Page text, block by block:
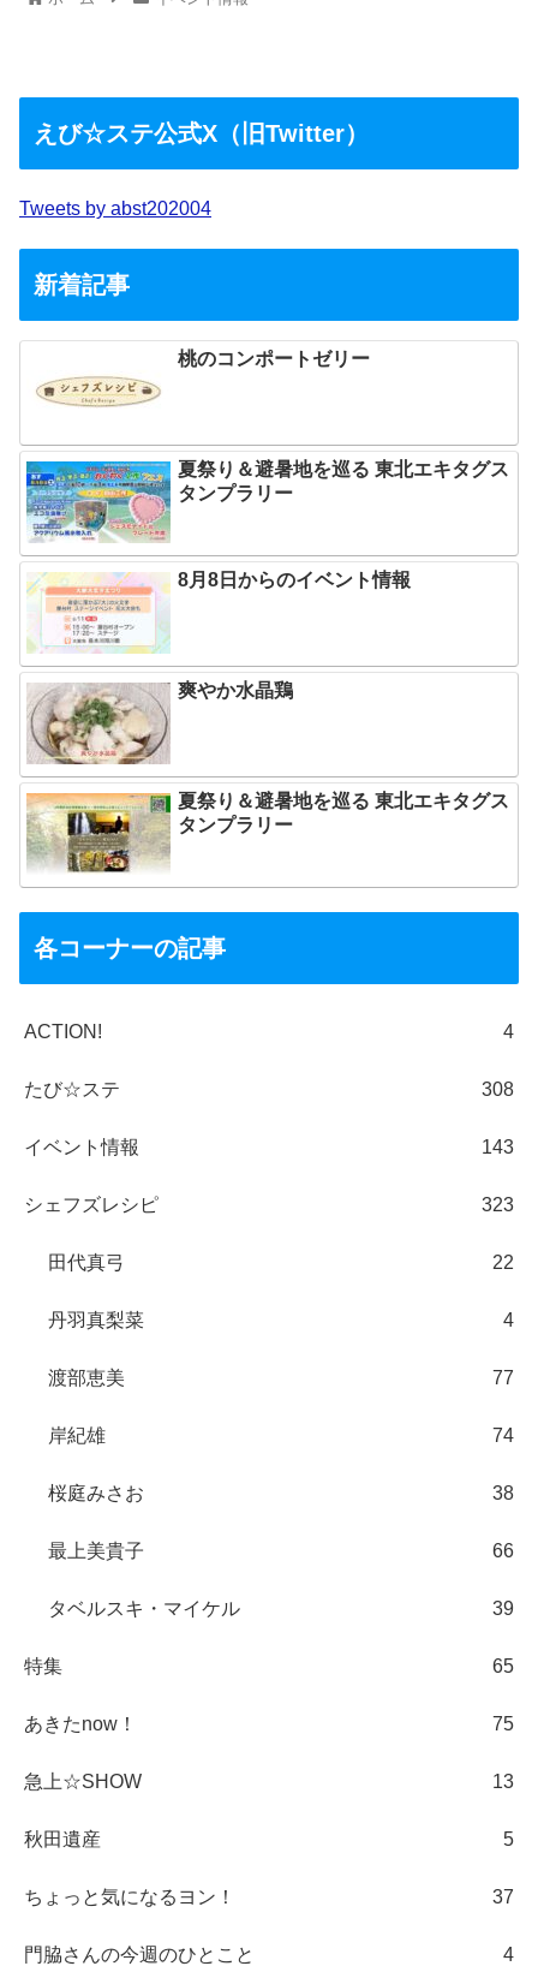
えび☆ステ公式X（旧Twitter）
Tweets by abst202004
新着記事
桃のコンポートゼリー
夏祭り＆避暑地を巡る 東北エキタグス
タンプラリー
8月8日からのイベント情報
爽やか水晶鶏
夏祭り＆避暑地を巡る 東北エキタグス
タンプラリー
各コーナーの記事
ACTION! 4
たび☆ステ 308
イベント情報 143
シェフズレシピ 323
田代真弓 22
丹羽真梨菜 4
渡部恵美 77
岸紀雄 74
桜庭みさお 38
最上美貴子 66
タベルスキ・マイケル 39
特集 65
あきたnow！ 75
急上☆SHOW 13
秋田遺産 5
ちょっと気になるヨン！ 37
門脇さんの今週のひとこと 4